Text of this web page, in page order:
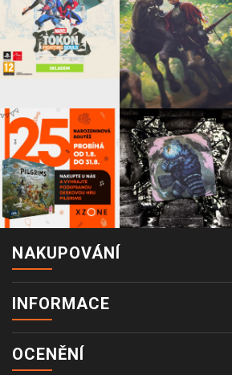
NAKUPOVÁNÍ
INFORMACE
OCENĚNÍ